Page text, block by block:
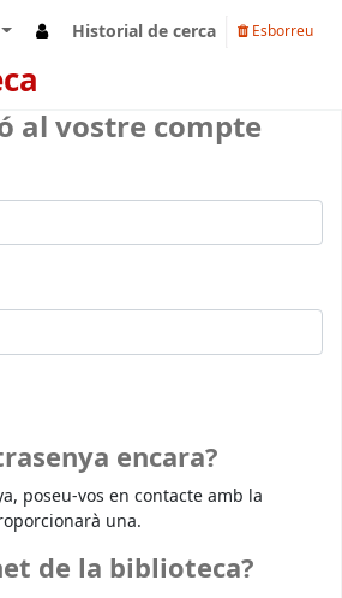
Historial de cerca Esborreu
al vostre compte
encara?
poseu-vos en contacte amb la
una.
de la biblioteca?